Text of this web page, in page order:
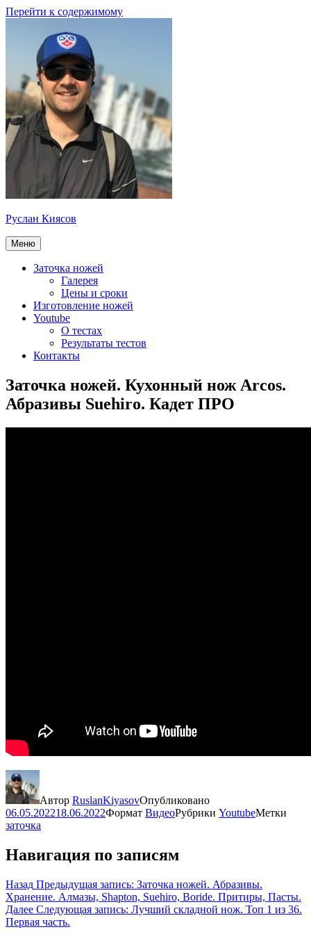
Перейти к содержимому
Руслан Киясов
Меню
Заточка ножей
Галерея
Цены и сроки
Изготовление ножей
Youtube
О тестах
Результаты тестов
Контакты
Заточка ножей. Кухонный нож Arcos.
Абразивы Suehiro. Кадет ПРО
Автор RuslanKiyasovОпубликовано
06.05.202218.06.2022Формат ВидеоРубрики YoutubeМетки
заточка
Навигация по записям
Назад Предыдущая запись: Заточка ножей. Абразивы.
Хранение. Алмазы, Shapton, Suehiro, Boride. Притиры, Пасты.
Далее Следующая запись: Лучший складной нож. Топ 1 из 36.
Первая часть.